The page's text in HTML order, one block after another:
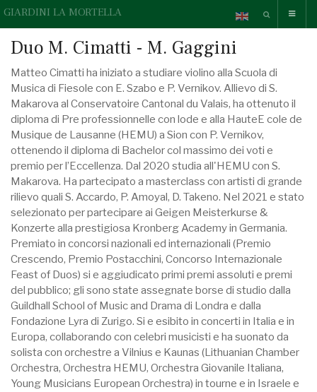
GIARDINI LA MORTELLA
Duo M. Cimatti - M. Gaggini
Matteo Cimatti ha iniziato a studiare violino alla Scuola di
Musica di Fiesole con E. Szabo e P. Vernikov. Allievo di S.
Makarova al Conservatoire Cantonal du Valais, ha ottenuto il
diploma di Pre professionnelle con lode e alla HauteE cole de
Musique de Lausanne (HEMU) a Sion con P. Vernikov,
ottenendo il diploma di Bachelor col massimo dei voti e
premio per l’Eccellenza. Dal 2020 studia all'HEMU con S.
Makarova. Ha partecipato a masterclass con artisti di grande
rilievo quali S. Accardo, P. Amoyal, D. Takeno. Nel 2021 e stato
selezionato per partecipare ai Geigen Meisterkurse &
Konzerte alla prestigiosa Kronberg Academy in Germania.
Premiato in concorsi nazionali ed internazionali (Premio
Crescendo, Premio Postacchini, Concorso Internazionale
Feast of Duos) si e aggiudicato primi premi assoluti e premi
del pubblico; gli sono state assegnate borse di studio dalla
Guildhall School of Music and Drama di Londra e dalla
Fondazione Lyra di Zurigo. Si e esibito in concerti in Italia e in
Europa, collaborando con celebri musicisti e ha suonato da
solista con orchestre a Vilnius e Kaunas (Lithuanian Chamber
Orchestra, Orchestra HEMU, Orchestra Giovanile Italiana,
Young Musicians European Orchestra) in tourne e in Israele e